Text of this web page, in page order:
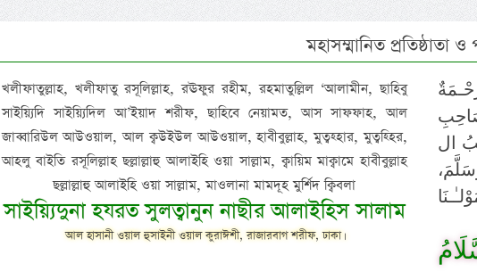
মহাসম্মানিত প্রতিষ্ঠাতা
খলীফাতুল্লাহ, খলীফাতু রসূলিল্লাহ, রঊফুর রহীম, রহমাতুল্লিল ‘আলামীন, ছাহিবু
সাইয়্যিদি সাইয়্যিদিল আ’ইয়াদ শরীফ, ছাহিবে নেয়ামত, আস সাফফাহ, আল
জাব্বারিউল আউওয়াল, আল ক্বউইউল আউওয়াল, হাবীবুল্লাহ, মুত্বহ্হার, মুত্বহ্হির,
আহলু বাইতি রসূলিল্লাহ ছল্লাল্লাহু আলাইহি ওয়া সাল্লাম, ক্বায়িম মাক্বামে হাবীবুল্লাহ
ছল্লাল্লাহু আলাইহি ওয়া সাল্লাম, মাওলানা মামদূহ মুর্শিদ ক্বিবলা
সাইয়্যিদুনা হযরত সুলত্বানুন নাছীর আলাইহিস সালাম
আল হাসানী ওয়াল হুসাইনী ওয়াল কুরাঈশী, রাজারবাগ শরীফ, ঢাকা।
ال